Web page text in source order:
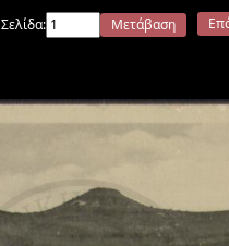
Σελίδα: Μετάβαση